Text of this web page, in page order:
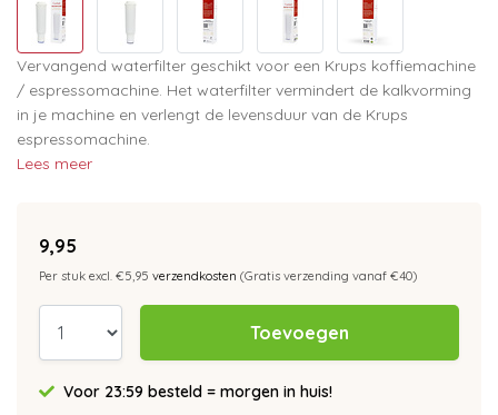
Vervangend waterfilter geschikt voor een Krups koffiemachine
/ espressomachine. Het waterfilter vermindert de kalkvorming
in je machine en verlengt de levensduur van de Krups
espressomachine.
Lees meer
9,95
Per stuk excl. €5,95 verzendkosten (Gratis verzending vanaf €40)
Toevoegen
Voor 23:59 besteld = morgen in huis!